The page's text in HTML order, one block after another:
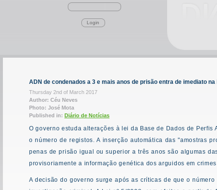
Login
ADN de condenados a 3 e mais anos de prisão entra de imediato na
Thursday 2nd of March 2017
Author: Céu Neves
Photo: José Mota
Published in: Diário de Notícias
O governo estuda alterações à lei da Base de Dados de
o número de registos. A inserção automática das "amostras
penas de prisão igual ou superior a três anos são algumas
provisoriamente a informação genética dos arguidos em
A decisão do governo surge após as críticas de que o